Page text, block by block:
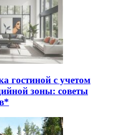
гостиной с учетом
зоны: советы